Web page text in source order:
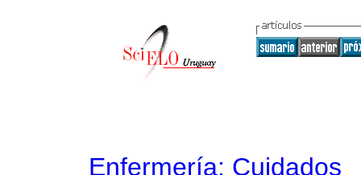
Enfermería: Cuidados